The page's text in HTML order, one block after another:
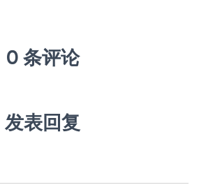
0 条评论
发表回复